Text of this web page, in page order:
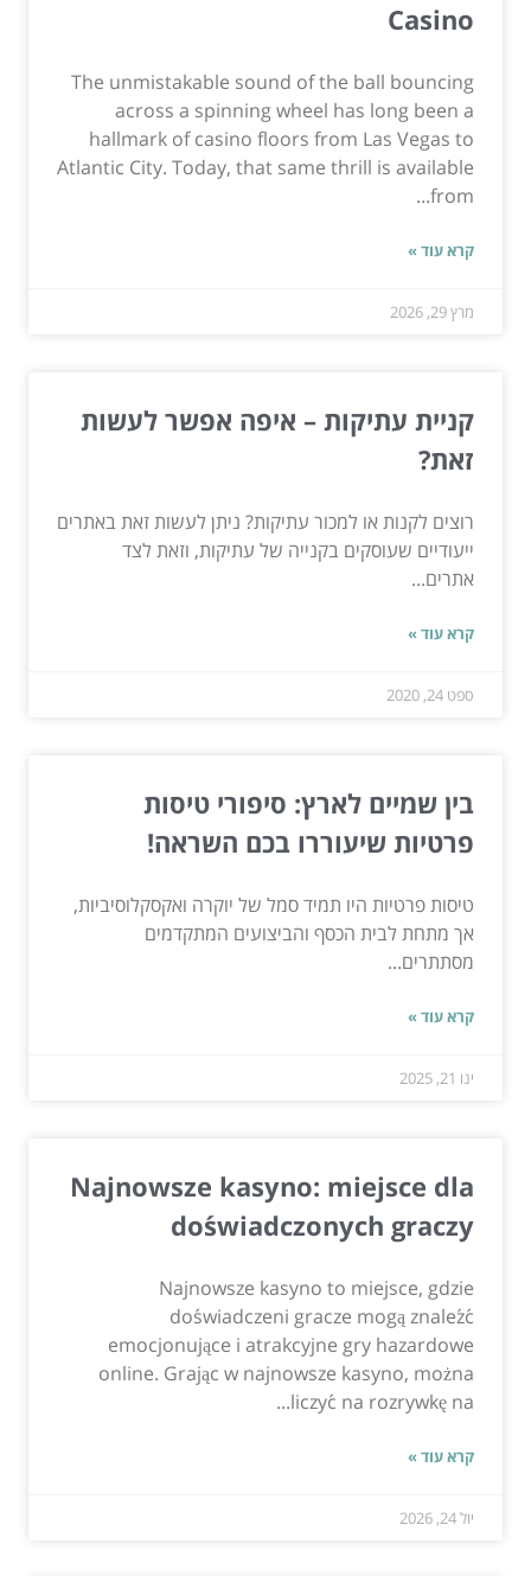
Casino
The unmistakable sound of the ball bouncing
across a spinning wheel has long been a
hallmark of casino floors from Las Vegas to
Atlantic City. Today, that same thrill is available
from...
קרא עוד »
מרץ 29, 2026
קניית עתיקות – איפה אפשר לעשות
זאת?
רוצים לקנות או למכור עתיקות? ניתן לעשות זאת באתרים
ייעודיים שעוסקים בקנייה של עתיקות, וזאת לצד
אתרים...
קרא עוד »
ספט 24, 2020
בין שמיים לארץ: סיפורי טיסות
פרטיות שיעוררו בכם השראה!
טיסות פרטיות היו תמיד סמל של יוקרה ואקסקלוסיביות,
אך מתחת לבית הכסף והביצועים המתקדמים
מסתתרים...
קרא עוד »
ינו 21, 2025
Najnowsze kasyno: miejsce dla
doświadczonych graczy
Najnowsze kasyno to miejsce, gdzie
doświadczeni gracze mogą znaleźć
emocjonujące i atrakcyjne gry hazardowe
online. Grając w najnowsze kasyno, można
liczyć na rozrywkę na...
קרא עוד »
יול 24, 2026